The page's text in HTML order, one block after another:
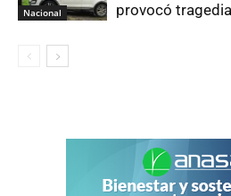
Nacional
provocó